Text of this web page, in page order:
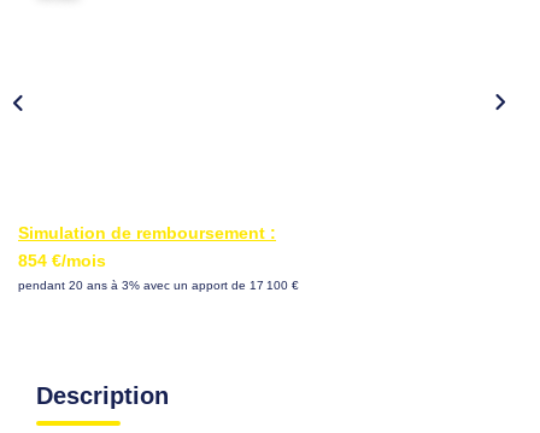
Simulation de remboursement :
854 €/mois
pendant 20 ans à 3% avec un apport de 17 100 €
Description